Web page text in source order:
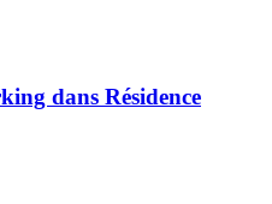
dans Résidence